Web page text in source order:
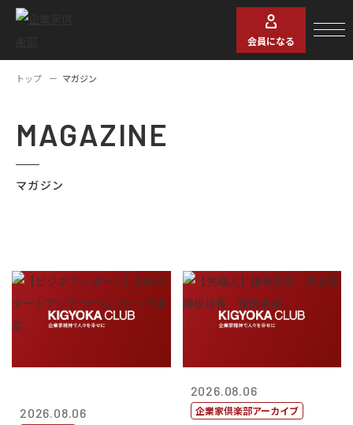
会員になる
トップ マガジン
MAGAZINE
マガジン
2026.08.06
2026.08.06
企業家倶楽部アーカイブ